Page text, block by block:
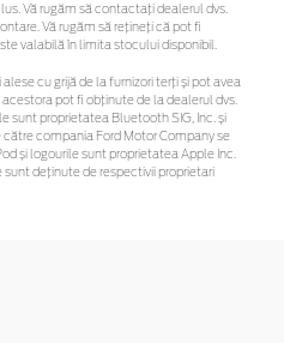
Vă rugăm să contactaţi dealerul dvs.
Vă rugăm să rețineți că pot fi
valabilă în limita stocului disponibil.
cu grijă de la furnizori terți și pot avea
pot fi obținute de la dealerul dvs.
sunt proprietatea Bluetooth SIG, Inc. și
compania Ford Motor Company se
și logourile sunt proprietatea Apple Inc.
deținute de respectivii proprietari